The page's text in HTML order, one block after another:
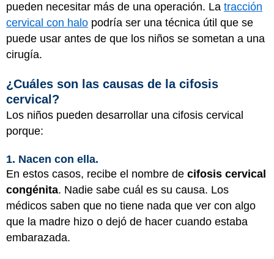
pueden necesitar más de una operación. La tracción
cervical con halo podría ser una técnica útil que se
puede usar antes de que los niños se sometan a una
cirugía.
¿Cuáles son las causas de la cifosis
cervical?
Los niños pueden desarrollar una cifosis cervical
porque:
1. Nacen con ella.
En estos casos, recibe el nombre de cifosis cervical
congénita. Nadie sabe cuál es su causa. Los
médicos saben que no tiene nada que ver con algo
que la madre hizo o dejó de hacer cuando estaba
embarazada.